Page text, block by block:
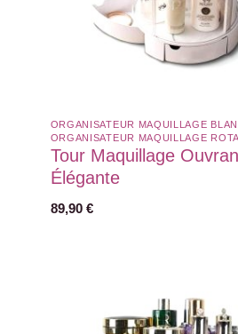
ORGANISATEUR MAQUILLAGE
ORGANISATEUR MAQUILLAGE
Tour Maquillage
Élégante
89,90 €